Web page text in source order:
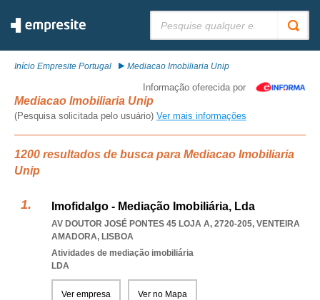
Início Empresite Portugal Mediacao Imobiliaria Unip
Informação oferecida por
Mediacao Imobiliaria Unip
(Pesquisa solicitada pelo usuário) Ver mais informações
1200 resultados de busca para Mediacao Imobiliaria
Unip
Imofidalgo - Mediação Imobiliária, Lda
AV DOUTOR JOSÉ PONTES 45 LOJA A, 2720-205, VENTEIRA
AMADORA, LISBOA
Atividades de mediação imobiliária
LDA
Ver empresa Ver no Mapa